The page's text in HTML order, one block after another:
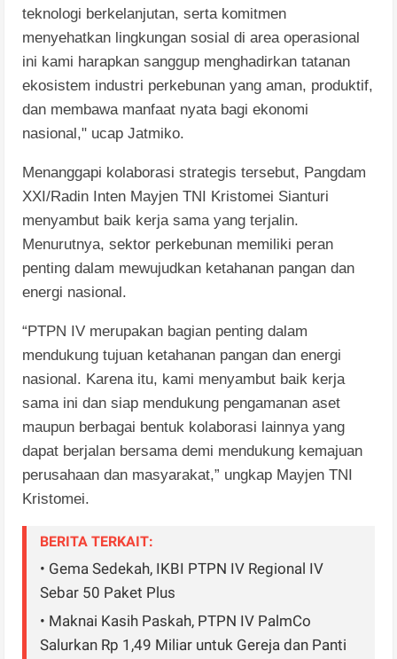
teknologi berkelanjutan, serta komitmen
menyehatkan lingkungan sosial di area operasional
ini kami harapkan sanggup menghadirkan tatanan
ekosistem industri perkebunan yang aman, produktif,
dan membawa manfaat nyata bagi ekonomi
nasional," ucap Jatmiko.
Menanggapi kolaborasi strategis tersebut, Pangdam
XXI/Radin Inten Mayjen TNI Kristomei Sianturi
menyambut baik kerja sama yang terjalin.
Menurutnya, sektor perkebunan memiliki peran
penting dalam mewujudkan ketahanan pangan dan
energi nasional.
“PTPN IV merupakan bagian penting dalam
mendukung tujuan ketahanan pangan dan energi
nasional. Karena itu, kami menyambut baik kerja
sama ini dan siap mendukung pengamanan aset
maupun berbagai bentuk kolaborasi lainnya yang
dapat berjalan bersama demi mendukung kemajuan
perusahaan dan masyarakat,” ungkap Mayjen TNI
Kristomei.
BERITA TERKAIT:
• Gema Sedekah, IKBI PTPN IV Regional IV
Sebar 50 Paket Plus
• Maknai Kasih Paskah, PTPN IV PalmCo
Salurkan Rp 1,49 Miliar untuk Gereja dan Panti